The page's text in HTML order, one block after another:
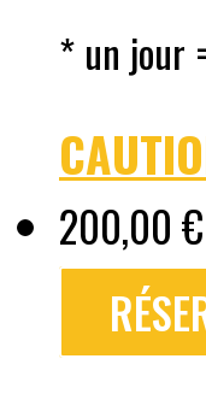
* un jour
200,00 €